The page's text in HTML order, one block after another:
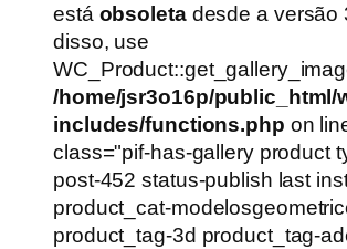
era:
R$54,90.
é:
está obsoletadesde a versão
disso, use
/home/jsr3o16p/public_html/
includes/functions.php on
class="pif-has-gallery product
post-452 status-publish last
product_cat-
product_tag-3d product_tag-